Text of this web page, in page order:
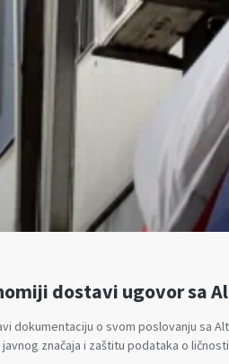
dostavi ugovor sa
dokumentaciju o svom poslovanju sa
značaja i zaštitu podataka o